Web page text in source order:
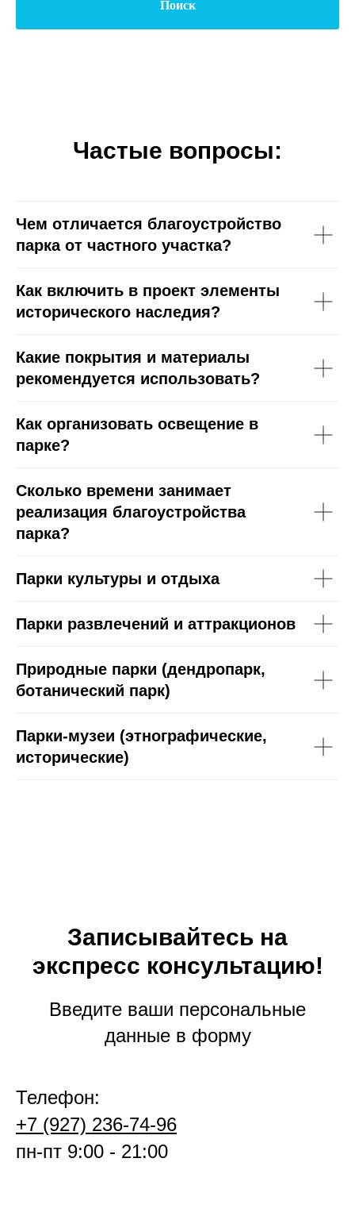
Поиск
Частые вопросы:
Чем отличается благоустройство
парка от частного участка?
Как включить в проект элементы
исторического наследия?
Какие покрытия и материалы
рекомендуется использовать?
Как организовать освещение в
парке?
Сколько времени занимает
реализация благоустройства
парка?
Парки культуры и отдыха
Парки развлечений и аттракционов
Природные парки (дендропарк,
ботанический парк)
Парки-музеи (этнографические,
исторические)
Записывайтесь на
экспресс консультацию!
Введите ваши персональные
данные в форму
Телефон:
+7 (927) 236-74-96
пн-пт 9:00 - 21:00